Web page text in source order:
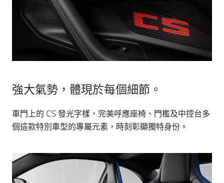
強大氣勢，體現於每個細節。
車門上的 CS 發光字樣，完美呼應座椅、門檻及中控台多
個這款特別車型的專屬元素，時刻彰顯獨特身份。